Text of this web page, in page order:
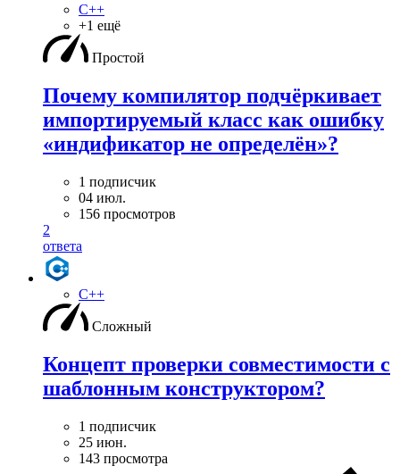
C++
+1 ещё
Простой
Почему компилятор подчёркивает
импортируемый класс как ошибку
«индификатор не определён»?
1 подписчик
04 июл.
156 просмотров
2
ответа
C++
Сложный
Концепт проверки совместимости с
шаблонным конструктором?
1 подписчик
25 июн.
143 просмотра